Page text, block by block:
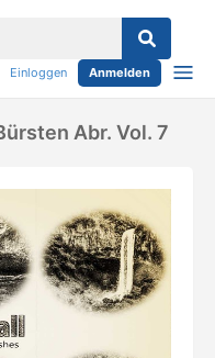
Einloggen Anmelden
Abr. Vol. 7